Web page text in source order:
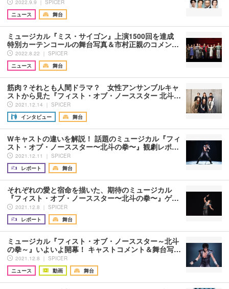
2022.9.9 ｜ SPICER
ニュース
舞台
ミュージカル『ミス・サイゴン』上演1500回を達成
特別カーテンコールの舞台写真＆市村正親のコメン…
2022.8.22 ｜ SPICER
ニュース
舞台
筋肉？それとも人間ドラマ？ 女性アンサンブルキャ
ストから見た『フィスト・オブ・ノーススター 北斗…
2021.12.14 ｜ SPICER
インタビュー
舞台
Wキャストの違いを解説！ 話題のミュージカル『フィ
スト・オブ・ノーススター〜北斗の拳〜』観劇レポ…
2021.12.11 ｜ SPICER
レポート
舞台
それぞれの愛と宿命を描いた、期待のミュージカル
『フィスト・オブ・ノーススター〜北斗の拳〜』ゲ…
2021.12.8 ｜ SPICER
レポート
舞台
ミュージカル『フィスト・オブ・ノーススター～北斗
の拳～』いよいよ開幕！ キャストコメント＆舞台写…
2021.12.8 ｜ SPICER
ニュース
動画 舞台